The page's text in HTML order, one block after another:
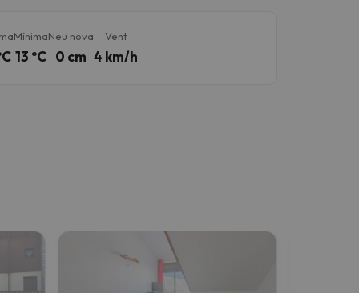
Mínima
13 ºC
Neu nova
0 cm
Vent
4 km/h